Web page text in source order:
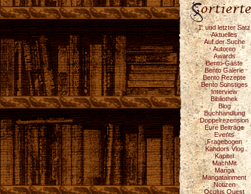
1. und letzter Satz
Aktuelles
Auf der Suche
Autoren
Awards
Bento-Gäste
Bento Galerie
Bento Rezepte
Bento Sonstiges
Interview
Bibliothek
Blog
Buchhandlung
Doppelrezension
Eure Beiträge
Events
Fragebogen
Kahdors Vlog
Kapitel
MachMit
Manga
Mangatainment
Notizen
Oculus Quest